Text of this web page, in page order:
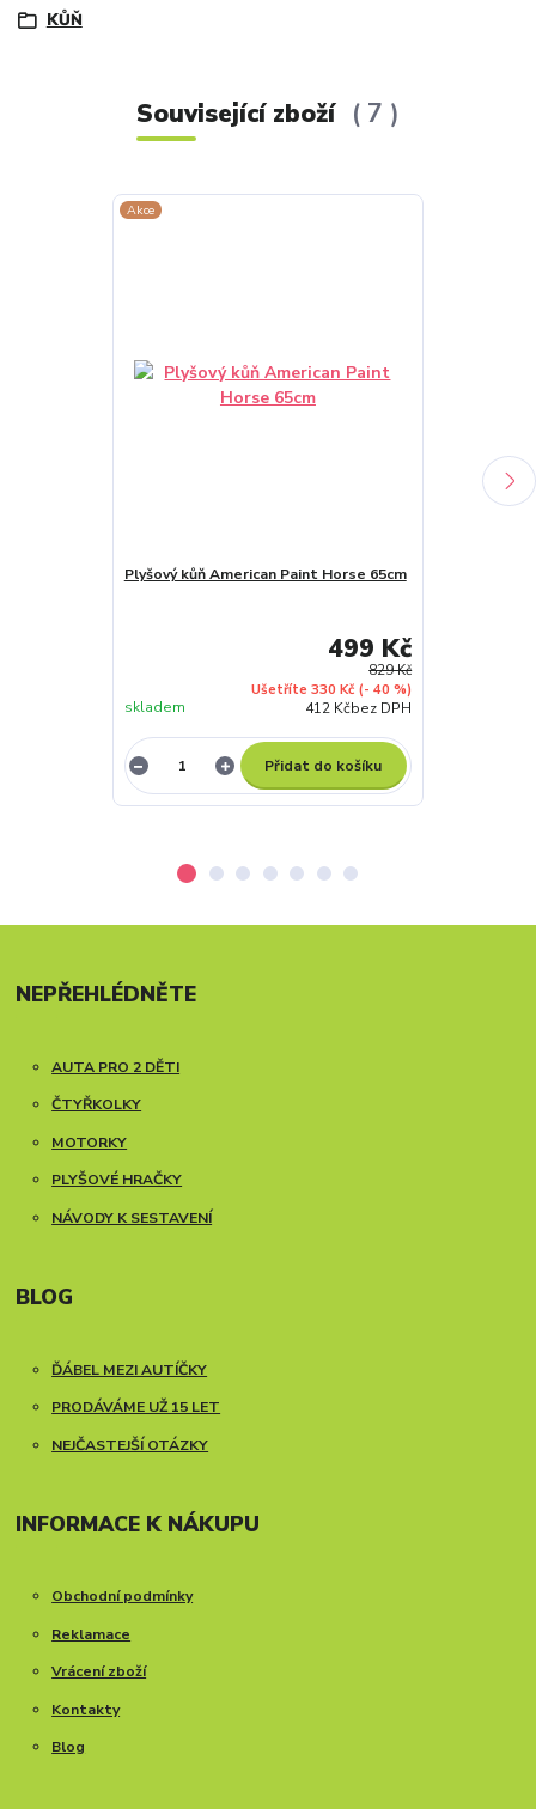
KŮŇ
Související zboží 7
Akce
Plyšový kůň American Paint Horse 65cm
829 Kč
Ušetříte 330 Kč (- 40 %)
499 Kč
412 Kčbez DPH
skladem
Přidat do košíku
NEPŘEHLÉDNĚTE
AUTA PRO 2 DĚTI
ČTYŘKOLKY
MOTORKY
PLYŠOVÉ HRAČKY
NÁVODY K SESTAVENÍ
BLOG
ĎÁBEL MEZI AUTÍČKY
PRODÁVÁME UŽ 15 LET
NEJČASTEJŠÍ OTÁZKY
INFORMACE K NÁKUPU
Obchodní podmínky
Reklamace
Vrácení zboží
Kontakty
Blog